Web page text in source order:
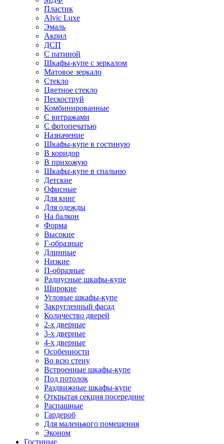
Пластик
Alvic Luxe
Эмаль
Акрил
ДСП
С патиной
Шкафы-купе с зеркалом
Матовое зеркало
Стекло
Цветное стекло
Пескоструй
Комбинированные
С витражами
С фотопечатью
Назначение
Шкафы-купе в гостиную
В коридор
В прихожую
Шкафы-купе в спальню
Детские
Офисные
Для книг
Для одежды
На балкон
Форма
Высокие
Г-образные
Длинные
Низкие
П-образные
Радиусные шкафы-купе
Широкие
Угловые шкафы-купе
Закругленный фасад
Количество дверей
2-х дверные
3-х дверные
4-х дверные
Особенности
Во всю стену
Встроенные шкафы-купе
Под потолок
Раздвижные шкафы-купе
Открытая секция посередине
Распашные
Гардероб
Для маленького помещения
Эконом
Гостиные